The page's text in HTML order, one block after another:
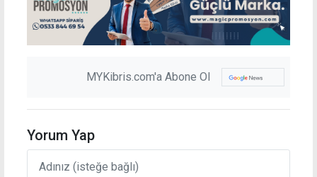
MYKibris.com'a Abone Ol
Yorum Yap